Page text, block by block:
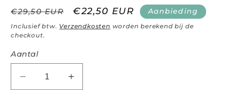
Normale
prijs
€29,50 EUR Aanbiedingsprijs
€22,50 EUR Aanbieding
Inclusief btw. Verzendkosten worden berekend bij de
checkout.
Aantal
Aantal
Aantal